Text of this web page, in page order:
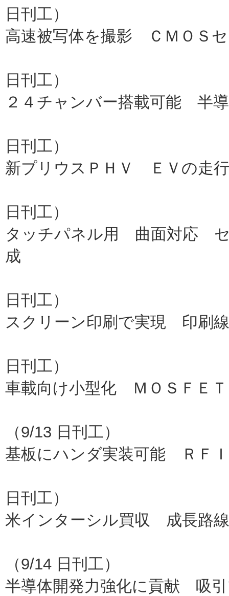
日刊工）
高速被写体を撮影 ＣＭＯＳ
日刊工）
２４チャンバー搭載可能 半
日刊工）
新プリウスＰＨＶ ＥＶの走
日刊工）
タッチパネル用 曲面対応
成
日刊工）
スクリーン印刷で実現 印刷
日刊工）
車載向け小型化 ＭＯＳＦＥ
（9/13 日刊工）
基板にハンダ実装可能 ＲＦ
日刊工）
米インターシル買収 成長路
（9/14 日刊工）
半導体開発力強化に貢献 吸